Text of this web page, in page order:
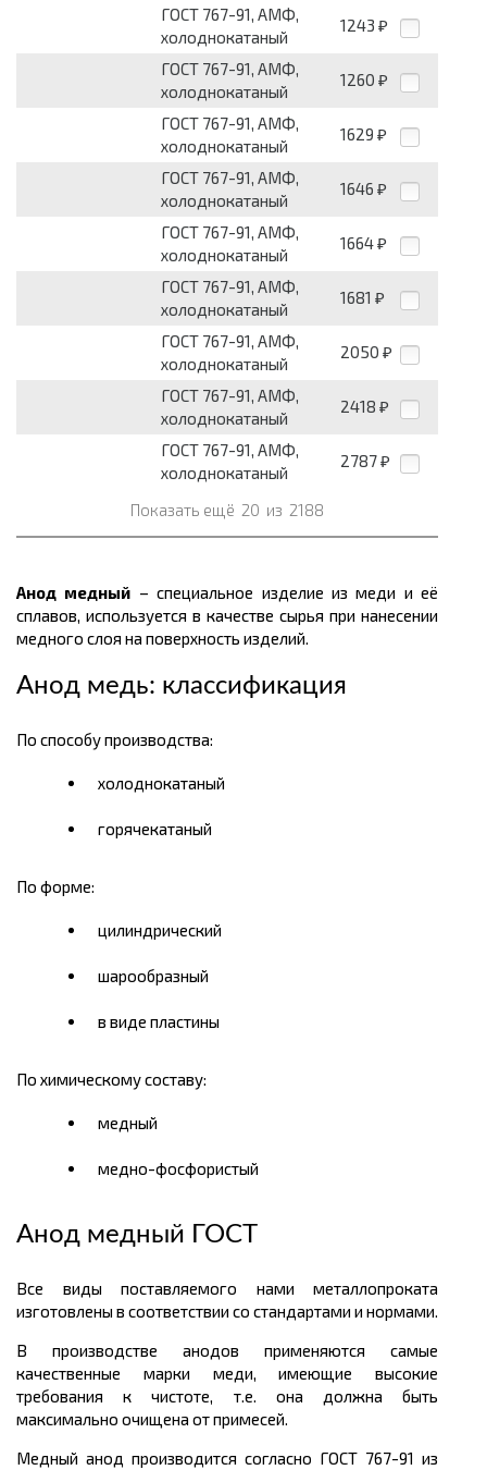
ГОСТ 767-91, АМФ,
холоднокатаный
1243 ₽
ГОСТ 767-91, АМФ,
холоднокатаный
1260 ₽
ГОСТ 767-91, АМФ,
холоднокатаный
1629 ₽
ГОСТ 767-91, АМФ,
холоднокатаный
1646 ₽
ГОСТ 767-91, АМФ,
холоднокатаный
1664 ₽
ГОСТ 767-91, АМФ,
холоднокатаный
1681 ₽
ГОСТ 767-91, АМФ,
холоднокатаный
2050 ₽
ГОСТ 767-91, АМФ,
холоднокатаный
2418 ₽
ГОСТ 767-91, АМФ,
холоднокатаный
2787 ₽
Показать ещё 20 из 2188
Анод медный – специальное изделие из меди и её
сплавов, используется в качестве сырья при нанесении
медного слоя на поверхность изделий.
Анод медь: классификация
По способу производства:
холоднокатаный
горячекатаный
По форме:
цилиндрический
шарообразный
в виде пластины
По химическому составу:
медный
медно-фосфористый
Анод медный ГОСТ
Все виды поставляемого нами металлопроката
изготовлены в соответствии со стандартами и нормами.
В производстве анодов применяются самые
качественные марки меди, имеющие высокие
требования к чистоте, т.е. она должна быть
максимально очищена от примесей.
Медный анод производится согласно ГОСТ 767-91 из